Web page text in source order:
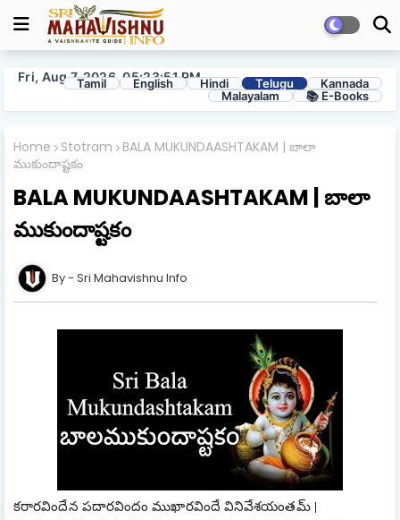
Fri, Aug 7, 2026, 05:23:52 PM
Tamil English Hindi Telugu
Kannada
Malayalam
📚 E-Books
Home Stotram
BALA MUKUNDAASHTAKAM | బాలా
ముకుందాష్టకం
BALA MUKUNDAASHTAKAM | బాలా
ముకుందాష్టకం
Sri Mahavishnu Info
కరారవిందేన పదారవిందం ముఖారవిందే వినివేశయంతమ్ |